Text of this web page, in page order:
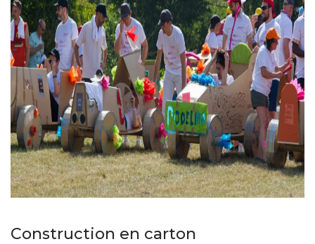
Construction en carton